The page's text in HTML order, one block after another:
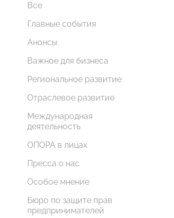
Все
Главные события
Анонсы
Важное для бизнеса
Региональное развитие
Отраслевое развитие
Международная
деятельность
ОПОРА в лицах
Пресса о нас
Особое мнение
Бюро по защите прав
предпринимателей